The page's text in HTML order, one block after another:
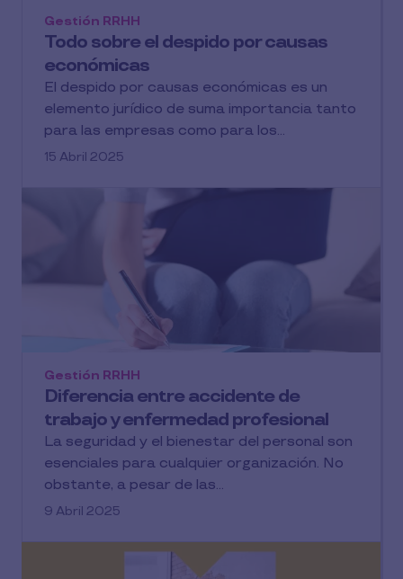
Todo sobre el despido por causas
económicas
Gestión RRHH
El despido por causas económicas es un
elemento jurídico de suma importancia tanto
para las empresas como para los...
15 Abril 2025
Diferencia entre accidente de
trabajo y enfermedad profesional
Gestión RRHH
La seguridad y el bienestar del personal son
esenciales para cualquier organización. No
obstante, a pesar de las...
9 Abril 2025